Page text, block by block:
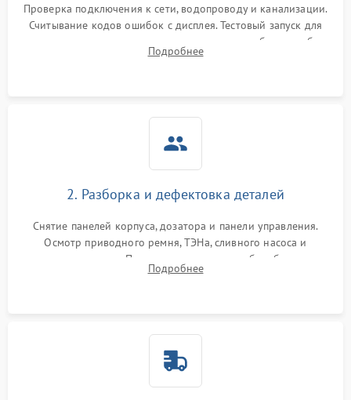
Проверка подключения к сети, водопроводу и канализации.
Считывание кодов ошибок с дисплея. Тестовый запуск для
выявления посторонних шумов, протечек или сбоев в работе
электронного модуля управления.
Подробнее
2. Разборка и дефектовка деталей
Снятие панелей корпуса, дозатора и панели управления.
Осмотр приводного ремня, ТЭНа, сливного насоса и
амортизаторов. Проверка подшипников барабана и
крестовины на износ, а манжеты люка на разрывы.
Подробнее